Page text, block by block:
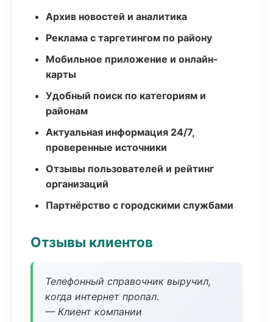
Архив новостей и аналитика
Реклама с таргетингом по району
Мобильное приложение и онлайн-
карты
Удобный поиск по категориям и
районам
Актуальная информация 24/7,
проверенные источники
Отзывы пользователей и рейтинг
организаций
Партнёрство с городскими службами
Отзывы клиентов
Телефонный справочник выручил,
когда интернет пропал.
— Клиент компании